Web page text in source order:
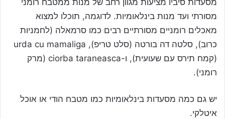
מסעדות סיביו מציעות מגוון רחב של מנות ממטבח רומני
מסורתי ועד מנות בינלאומיות. לדוגמה, תוכלו למצוא
מאכלים רומניים מסורתיים רבים כמו סרמאלה (לחמניות
כרוב), סלטה דה בורטה (סלט טריפ), urda cu mamaliga
(קמח תירס עם שעועית), ו-ciorba taraneasca (מרק
רומני).
יש גם כמה מסעדות בינלאומיות כמו מטבח הודי או אוכל
איטלקי.